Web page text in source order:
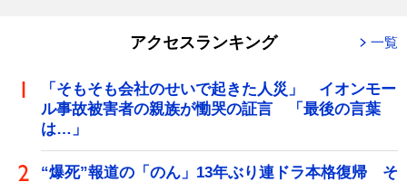
アクセスランキング 一覧
「そもそも会社のせいで起きた人災」 イオンモー
ル事故被害者の親族が慟哭の証言 「最後の言葉
は…」
“爆死”報道の「のん」13年ぶり連ドラ本格復帰 そ